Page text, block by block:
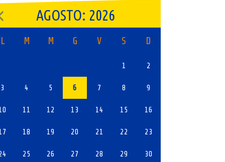
AGOSTO: 2026
L M M G V S D
1 2
3 4 5 6 7 8 9
11 12 13 14 15 16
18 19 20 21 22 23
25 26 27 28 29 30